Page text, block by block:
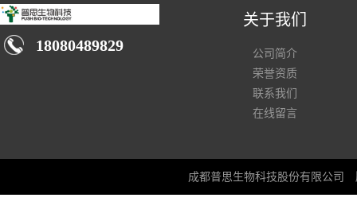
18080489829
关于我们
公司简介
荣誉资质
联系我们
在线留言
成都普思生物科技股份有限公司